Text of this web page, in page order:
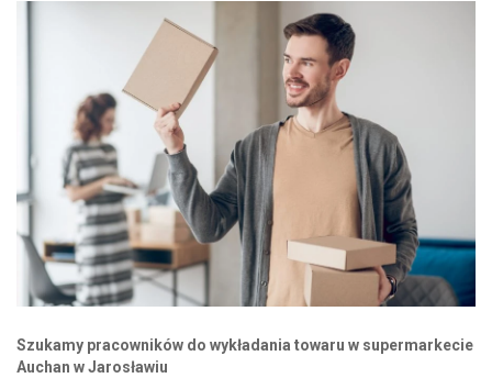
Szukamy pracowników do wykładania towaru w supermarkecie
Auchan w Jarosławiu